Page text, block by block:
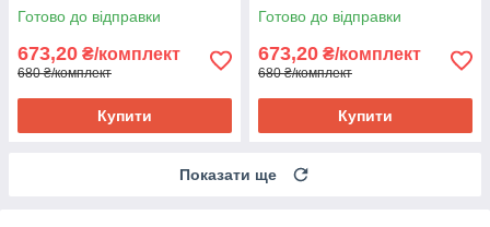
Готово до відправки
673,20 ₴/комплект
680 ₴/комплект
Купити
Готово до відправки
673,20 ₴/комплект
680 ₴/комплект
Купити
Показати ще